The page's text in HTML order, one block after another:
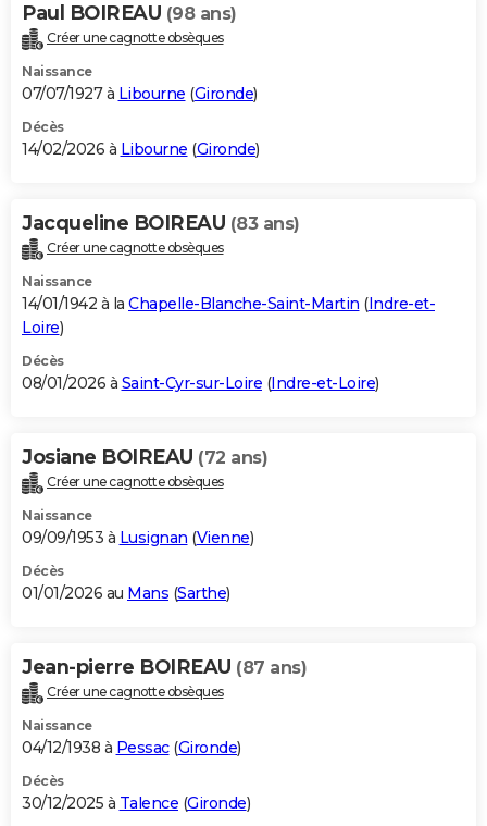
Paul BOIREAU (98 ans)
Créer une cagnotte obsèques
Naissance
07/07/1927 à Libourne (Gironde)
Décès
14/02/2026 à Libourne (Gironde)
Jacqueline BOIREAU (83 ans)
Créer une cagnotte obsèques
Naissance
14/01/1942 à la Chapelle-Blanche-Saint-Martin (Indre-et-
Loire)
Décès
08/01/2026 à Saint-Cyr-sur-Loire (Indre-et-Loire)
Josiane BOIREAU (72 ans)
Créer une cagnotte obsèques
Naissance
09/09/1953 à Lusignan (Vienne)
Décès
01/01/2026 au Mans (Sarthe)
Jean-pierre BOIREAU (87 ans)
Créer une cagnotte obsèques
Naissance
04/12/1938 à Pessac(Gironde)
Décès
30/12/2025 à Talence (Gironde)